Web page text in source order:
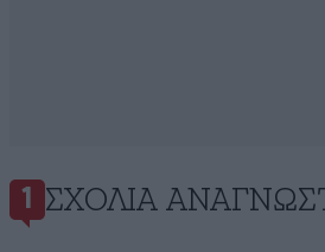
1 ΣΧΌΛΙΑ